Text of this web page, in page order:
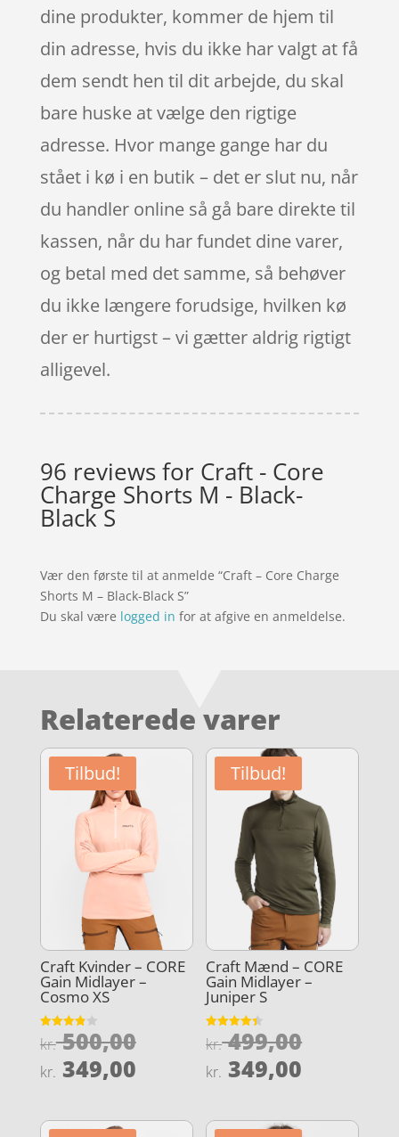
dine produkter, kommer de hjem til
din adresse, hvis du ikke har valgt at få
dem sendt hen til dit arbejde, du skal
bare huske at vælge den rigtige
adresse. Hvor mange gange har du
stået i kø i en butik – det er slut nu, når
du handler online så gå bare direkte til
kassen, når du har fundet dine varer,
og betal med det samme, så behøver
du ikke længere forudsige, hvilken kø
der er hurtigst – vi gætter aldrig rigtigt
alligevel.
96 reviews for Craft - Core
Charge Shorts M - Black-
Black S
Vær den første til at anmelde “Craft – Core Charge
Shorts M – Black-Black S”
Du skal være logged in for at afgive en anmeldelse.
Relaterede varer
Tilbud!
Craft Kvinder – CORE
Gain Midlayer –
Cosmo XS
Vurderet
3.9
kr.500,00Den
oprindelige
kr. 349,00Den
pris
Tilbud!
Craft Mænd – CORE
Gain Midlayer –
Juniper S
Vurderet
4.4
kr.499,00Den
kr. 349,00
pris